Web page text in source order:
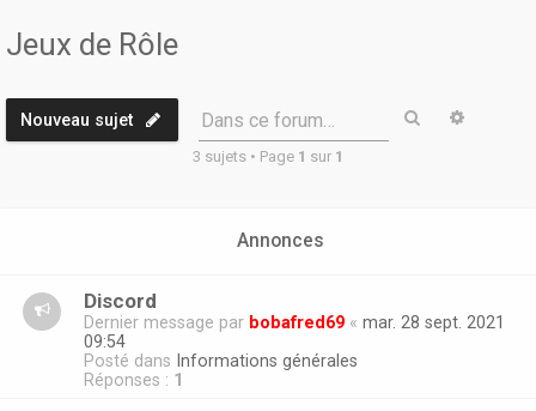
Jeux de Rôle
Nouveau sujet Dans ce forum… Rechercher
3 sujets • Page 1 sur 1
Annonces
Discord
Dernier message par bobafred69 « mar. 28 sept. 2021
09:54
Posté dans Informations générales
Réponses : 1